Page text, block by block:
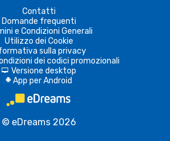
Contatti
Domande frequenti
e Condizioni Generali
Utilizzo dei Cookie
sulla privacy
dei codici promozionali
d Versione desktop
A App per Android
© eDreams 2026